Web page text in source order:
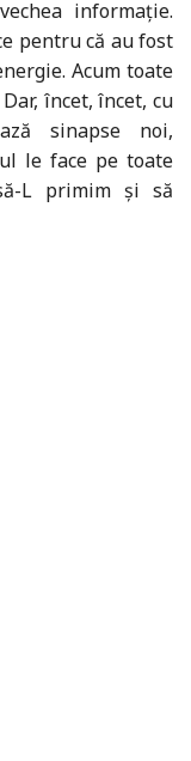
informație.
pentru că au fost
Acum toate
încet, încet, cu
sinapse noi,
le face pe toate
L primim și să